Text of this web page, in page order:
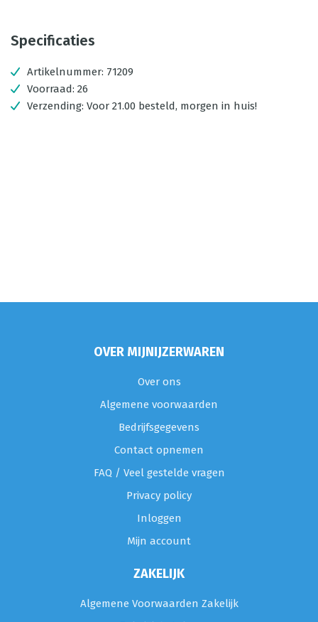
Specificaties
Artikelnummer: 71209
Voorraad: 26
Verzending: Voor 21.00 besteld, morgen in huis!
OVER MIJNIJZERWAREN
Over ons
Algemene voorwaarden
Bedrijfsgegevens
Contact opnemen
FAQ / Veel gestelde vragen
Privacy policy
Inloggen
Mijn account
ZAKELIJK
Algemene Voorwaarden Zakelijk